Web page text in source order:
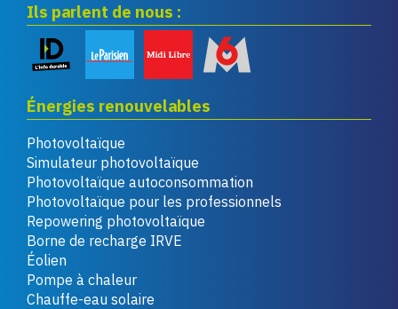
Ils parlent de nous :
Énergies renouvelables
Photovoltaïque
Simulateur photovoltaïque
Photovoltaïque autoconsommation
Photovoltaïque pour les professionnels
Repowering photovoltaïque
Borne de recharge IRVE
Éolien
Pompe à chaleur
Chauffe-eau solaire